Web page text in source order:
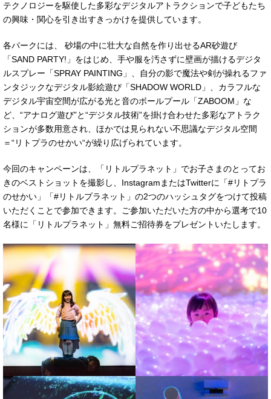
テクノロジーを駆使した多彩なデジタルアトラクションで子どもたち
の興味・関心を引き出すきっかけを提供しています。
各パークには、 砂場の中に壮大な自然を作り出せるAR砂遊び
「SAND PARTY!」をはじめ、手や服を汚さずに壁画が描けるデジタ
ルスプレー「SPRAY PAINTING」、自分の影で魔法や剣が操れるファ
ンタジックなデジタル影絵遊び「SHADOW WORLD」、カラフルな
デジタル宇宙空間が広がる光と音のボールプール「ZABOOM」な
ど、“アナログ遊び”と“デジタル技術”を掛け合わせた多彩なアトラク
ションが多数用意され、ほかでは見られない不思議なデジタル空間
＝“リトプラのせかい“が繰り広げられています。
今回のキャンペーンは、「リトルプラネット」でお子さまのとってお
きのベストショットを撮影し、InstagramまたはTwitterに「#リトプラ
のせかい」「#リトルプラネット」の2つのハッシュタグをつけて投稿
いただくことで参加できます。ご参加いただいた方の中から選考で10
名様に「リトルプラネット」無料ご招待券をプレゼントいたします。